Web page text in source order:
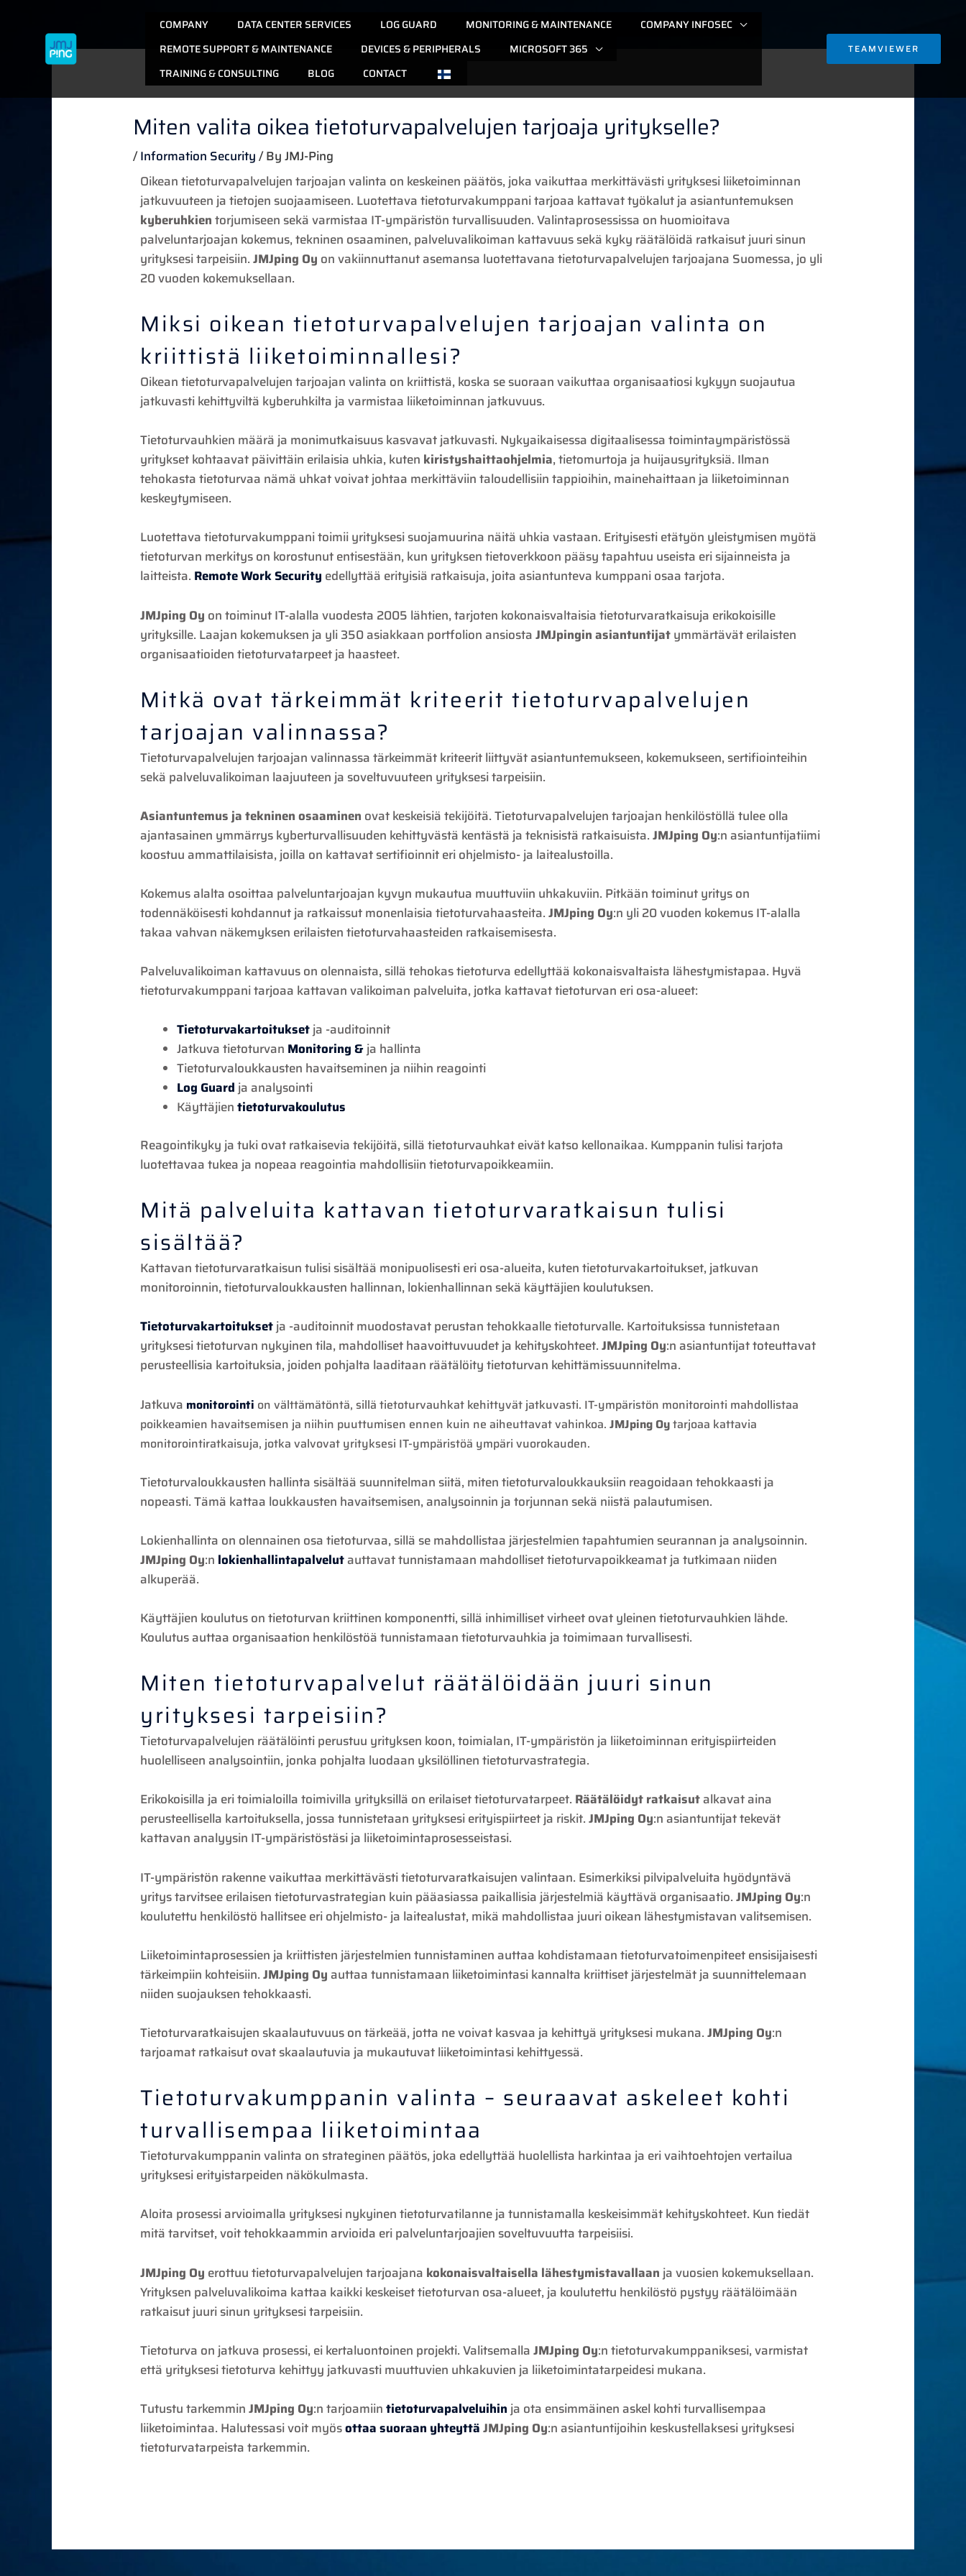
COMPANY DATA CENTER SERVICES LOG GUARD MONITORING & MAINTENANCE
COMPANY INFOSEC
REMOTE SUPPORT & MAINTENANCE
DEVICES & PERIPHERALS
MICROSOFT 365
TRAINING & CONSULTING
BLOG CONTACT
TEAMVIEWER
Miten valita oikea tietoturvapalvelujen tarjoaja yritykselle?
/Information Security/ ByJMJ-Ping
Oikean tietoturvapalvelujen tarjoajan valinta on keskeinen päätös, joka vaikuttaa merkittävästi yrityksesi liiketoiminnan
jatkuvuuteen ja tietojen suojaamiseen. Luotettava tietoturvakumppani tarjoaa kattavat työkalut ja asiantuntemuksen
kyberuhkientorjumiseen sekä varmistaa IT-ympäristön turvallisuuden. Valintaprosessissa on huomioitava
palveluntarjoajan kokemus, tekninen osaaminen, palveluvalikoiman kattavuus sekä kyky räätälöidä ratkaisut juuri sinun
yrityksesi tarpeisiin.JMJping Oy on vakiinnuttanut asemansa luotettavana tietoturvapalvelujen tarjoajana Suomessa, jo yli
20 vuoden kokemuksellaan.
Miksi oikean tietoturvapalvelujen tarjoajan valinta on
kriittistä liiketoiminnallesi?
Oikean tietoturvapalvelujen tarjoajan valinta on kriittistä, koska se suoraan vaikuttaa organisaatiosi kykyyn suojautua
jatkuvasti kehittyviltä kyberuhkilta ja varmistaa liiketoiminnan jatkuvuus.
Tietoturvauhkien määrä ja monimutkaisuus kasvavat jatkuvasti. Nykyaikaisessa digitaalisessa toimintaympäristössä
yritykset kohtaavat päivittäin erilaisia uhkia, kuten kiristyshaittaohjelmia, tietomurtoja ja huijausyrityksiä. Ilman
tehokasta tietoturvaa nämä uhkat voivat johtaa merkittäviin taloudellisiin tappioihin, mainehaittaan ja liiketoiminnan
keskeytymiseen.
Luotettava tietoturvakumppani toimii yrityksesi suojamuurina näitä uhkia vastaan. Erityisesti etätyön yleistymisen myötä
tietoturvan merkitys on korostunut entisestään, kun yrityksen tietoverkkoon pääsy tapahtuu useista eri sijainneista ja
laitteista. Remote Work Security edellyttää erityisiä ratkaisuja, joita asiantunteva kumppani osaa tarjota.
JMJping Oy on toiminut IT-alalla vuodesta 2005 lähtien, tarjoten kokonaisvaltaisia tietoturvaratkaisuja erikokoisille
yrityksille. Laajan kokemuksen ja yli 350 asiakkaan portfolion ansiostaJMJpingin asiantuntijatymmärtävät erilaisten
organisaatioiden tietoturvatarpeet ja haasteet.
Mitkä ovat tärkeimmät kriteerit tietoturvapalvelujen
tarjoajan valinnassa?
Tietoturvapalvelujen tarjoajan valinnassa tärkeimmät kriteerit liittyvät asiantuntemukseen, kokemukseen, sertifiointeihin
sekä palveluvalikoiman laajuuteen ja soveltuvuuteen yrityksesi tarpeisiin.
Asiantuntemus ja tekninen osaaminen ovat keskeisiä tekijöitä. Tietoturvapalvelujen tarjoajan henkilöstöllä tulee olla
ajantasainen ymmärrys kyberturvallisuuden kehittyvästä kentästä ja teknisistä ratkaisuista.JMJping Oy:n asiantuntijatiimi
koostuu ammattilaisista, joilla on kattavat sertifioinnit eri ohjelmisto- ja laitealustoilla.
Kokemus alalta osoittaa palveluntarjoajan kyvyn mukautua muuttuviin uhkakuviin. Pitkään toiminut yritys on
todennäköisesti kohdannut ja ratkaissut monenlaisia tietoturvahaasteita.JMJping Oy:n yli 20 vuoden kokemus IT-alalla
takaa vahvan näkemyksen erilaisten tietoturvahaasteiden ratkaisemisesta.
Palveluvalikoiman kattavuus on olennaista, sillä tehokas tietoturva edellyttää kokonaisvaltaista lähestymistapaa. Hyvä
tietoturvakumppani tarjoaa kattavan valikoiman palveluita, jotka kattavat tietoturvan eri osa-alueet:
Tietoturvakartoituksetja -auditoinnit
Jatkuva tietoturvan Monitoring &ja hallinta
Tietoturvaloukkausten havaitseminen ja niihin reagointi
Log Guard ja analysointi
Käyttäjientietoturvakoulutus
Reagointikyky ja tuki ovat ratkaisevia tekijöitä, sillä tietoturvauhkat eivät katso kellonaikaa. Kumppanin tulisi tarjota
luotettavaa tukea ja nopeaa reagointia mahdollisiin tietoturvapoikkeamiin.
Mitä palveluita kattavan tietoturvaratkaisun tulisi
sisältää?
Kattavan tietoturvaratkaisun tulisi sisältää monipuolisesti eri osa-alueita, kuten tietoturvakartoitukset, jatkuvan
monitoroinnin, tietoturvaloukkausten hallinnan, lokienhallinnan sekä käyttäjien koulutuksen.
Tietoturvakartoituksetja -auditoinnit muodostavat perustan tehokkaalle tietoturvalle. Kartoituksissa tunnistetaan
yrityksesi tietoturvan nykyinen tila, mahdolliset haavoittuvuudet ja kehityskohteet.JMJping Oy:n asiantuntijat toteuttavat
perusteellisia kartoituksia, joiden pohjalta laaditaan räätälöity tietoturvan kehittämissuunnitelma.
Jatkuva monitorointi on välttämätöntä, sillä tietoturvauhkat kehittyvät jatkuvasti. IT-ympäristön monitorointi mahdollistaa
poikkeamien havaitsemisen ja niihin puuttumisen ennen kuin ne aiheuttavat vahinkoa.JMJping Oytarjoaa kattavia
monitorointiratkaisuja, jotka valvovat yrityksesi IT-ympäristöä ympäri vuorokauden.
Tietoturvaloukkausten hallinta sisältää suunnitelman siitä, miten tietoturvaloukkauksiin reagoidaan tehokkaasti ja
nopeasti. Tämä kattaa loukkausten havaitsemisen, analysoinnin ja torjunnan sekä niistä palautumisen.
Lokienhallinta on olennainen osa tietoturvaa, sillä se mahdollistaa järjestelmien tapahtumien seurannan ja analysoinnin.
JMJping Oy:n lokienhallintapalvelutauttavat tunnistamaan mahdolliset tietoturvapoikkeamat ja tutkimaan niiden
alkuperää.
Käyttäjien koulutus on tietoturvan kriittinen komponentti, sillä inhimilliset virheet ovat yleinen tietoturvauhkien lähde.
Koulutus auttaa organisaation henkilöstöä tunnistamaan tietoturvauhkia ja toimimaan turvallisesti.
Miten tietoturvapalvelut räätälöidään juuri sinun
yrityksesi tarpeisiin?
Tietoturvapalvelujen räätälöinti perustuu yrityksen koon, toimialan, IT-ympäristön ja liiketoiminnan erityispiirteiden
huolelliseen analysointiin, jonka pohjalta luodaan yksilöllinen tietoturvastrategia.
Erikokoisilla ja eri toimialoilla toimivilla yrityksillä on erilaiset tietoturvatarpeet. Räätälöidyt ratkaisutalkavat aina
perusteellisella kartoituksella, jossa tunnistetaan yrityksesi erityispiirteet ja riskit.JMJping Oy:n asiantuntijat tekevät
kattavan analyysin IT-ympäristöstäsi ja liiketoimintaprosesseistasi.
IT-ympäristön rakenne vaikuttaa merkittävästi tietoturvaratkaisujen valintaan. Esimerkiksi pilvipalveluita hyödyntävä
yritys tarvitsee erilaisen tietoturvastrategian kuin pääasiassa paikallisia järjestelmiä käyttävä organisaatio.JMJping Oy:n
koulutettu henkilöstö hallitsee eri ohjelmisto- ja laitealustat, mikä mahdollistaa juuri oikean lähestymistavan valitsemisen.
Liiketoimintaprosessien ja kriittisten järjestelmien tunnistaminen auttaa kohdistamaan tietoturvatoimenpiteet ensisijaisesti
tärkeimpiin kohteisiin.JMJping Oy auttaa tunnistamaan liiketoimintasi kannalta kriittiset järjestelmät ja suunnittelemaan
niiden suojauksen tehokkaasti.
Tietoturvaratkaisujen skaalautuvuus on tärkeää, jotta ne voivat kasvaa ja kehittyä yrityksesi mukana.JMJping Oy:n
tarjoamat ratkaisut ovat skaalautuvia ja mukautuvat liiketoimintasi kehittyessä.
Tietoturvakumppanin valinta – seuraavat askeleet kohti
turvallisempaa liiketoimintaa
Tietoturvakumppanin valinta on strateginen päätös, joka edellyttää huolellista harkintaa ja eri vaihtoehtojen vertailua
yrityksesi erityistarpeiden näkökulmasta.
Aloita prosessi arvioimalla yrityksesi nykyinen tietoturvatilanne ja tunnistamalla keskeisimmät kehityskohteet. Kun tiedät
mitä tarvitset, voit tehokkaammin arvioida eri palveluntarjoajien soveltuvuutta tarpeisiisi.
JMJping Oy erottuu tietoturvapalvelujen tarjoajana kokonaisvaltaisella lähestymistavallaan ja vuosien kokemuksellaan.
Yrityksen palveluvalikoima kattaa kaikki keskeiset tietoturvan osa-alueet, ja koulutettu henkilöstö pystyy räätälöimään
ratkaisut juuri sinun yrityksesi tarpeisiin.
Tietoturva on jatkuva prosessi, ei kertaluontoinen projekti. ValitsemallaJMJping Oy:n tietoturvakumppaniksesi, varmistat
että yrityksesi tietoturva kehittyy jatkuvasti muuttuvien uhkakuvien ja liiketoimintatarpeidesi mukana.
Tutustu tarkemminJMJping Oy:n tarjoamiintietoturvapalveluihin ja ota ensimmäinen askel kohti turvallisempaa
liiketoimintaa. Halutessasi voit myösottaa suoraan yhteyttäJMJping Oy:n asiantuntijoihin keskustellaksesi yrityksesi
tietoturvatarpeista tarkemmin.